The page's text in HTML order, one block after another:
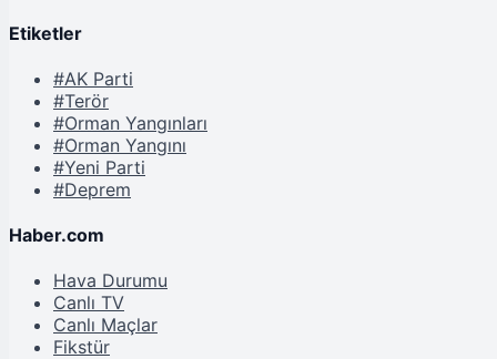
Etiketler
#AK Parti
#Terör
#Orman Yangınları
#Orman Yangını
#Yeni Parti
#Deprem
Haber.com
Hava Durumu
Canlı TV
Canlı Maçlar
Fikstür